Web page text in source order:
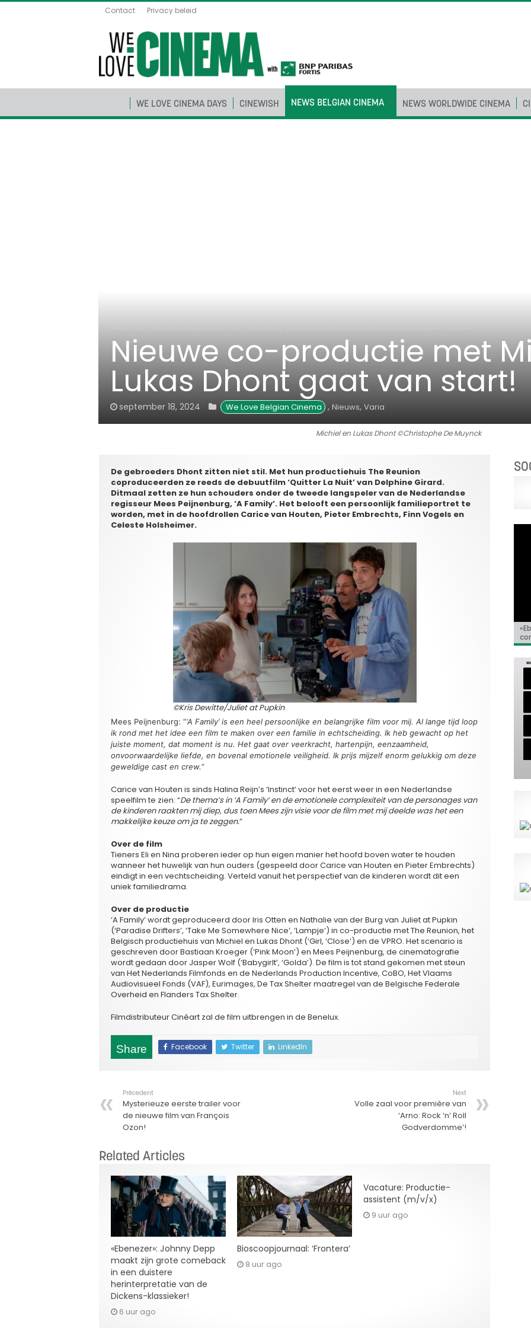
Contact Privacy beleid
WE LOVE CINEMA DAYS CINEWISH NEWS BELGIAN CINEMA NEWS WORLDWIDE CINEMA
Nieuwe co-productie met
Lukas Dhont gaat van start!
september 18, 2024 We Love Belgian Cinema , Nieuws, Varia
Michiel en Lukas Dhont ©Christophe De Muynck
De gebroeders Dhont zitten niet stil. Met hun productiehuis The Reunion
coproduceerden ze reeds de debuutfilm ‘Quitter La Nuit’ van Delphine Girard.
Ditmaal zetten ze hun schouders onder de tweede langspeler van de Nederlandse
regisseur Mees Peijnenburg, ‘A Family’. Het belooft een persoonlijk familieportret te
worden, met in de hoofdrollen Carice van Houten, Pieter Embrechts, Finn Vogels en
Celeste Holsheimer.
©Kris Dewitte/Juliet at Pupkin
Mees Peijnenburg: “‘A Family’ is een heel persoonlijke en belangrijke film voor mij. Al lange tijd loop
ik rond met het idee een film te maken over een familie in echtscheiding. Ik heb gewacht op het
juiste moment, dat moment is nu. Het gaat over veerkracht, hartenpijn, eenzaamheid,
onvoorwaardelijke liefde, en bovenal emotionele veiligheid. Ik prijs mijzelf enorm gelukkig om deze
geweldige cast en crew.”
Carice van Houten is sinds Halina Reijn’s ‘Instinct’ voor het eerst weer in een Nederlandse
speelfilm te zien: “De thema’s in ‘A Family’ en de emotionele complexiteit van de personages van
de kinderen raakten mij diep, dus toen Mees zijn visie voor de film met mij deelde was het een
makkelijke keuze om ja te zeggen.”
Over de film
Tieners Eli en Nina proberen ieder op hun eigen manier het hoofd boven water te houden
wanneer het huwelijk van hun ouders (gespeeld door Carice van Houten en Pieter Embrechts)
eindigt in een vechtscheiding. Verteld vanuit het perspectief van de kinderen wordt dit een
uniek familiedrama.
Over de productie
‘A Family’ wordt geproduceerd door Iris Otten en Nathalie van der Burg van Juliet at Pupkin
(‘Paradise Drifters’, ‘Take Me Somewhere Nice’, ‘Lampje’) in co-productie met The Reunion, het
Belgisch productiehuis van Michiel en Lukas Dhont (‘Girl, ‘Close’) en de VPRO. Het scenario is
geschreven door Bastiaan Kroeger (‘Pink Moon’) en Mees Peijnenburg, de cinematografie
wordt gedaan door Jasper Wolf (‘Babygirlt’, ‘Golda’). De film is tot stand gekomen met steun
van Het Nederlands Filmfonds en de Nederlands Production Incentive, CoBO, Het Vlaams
Audiovisueel Fonds (VAF), Eurimages, De Tax Shelter maatregel van de Belgische Federale
Overheid en Flanders Tax Shelter.
Filmdistributeur Cinéart zal de film uitbrengen in de Benelux.
Share Facebook Twitter LinkedIn
Précedent
Mysterieuze eerste trailer voor
de nieuwe film van François
Ozon!
Next
Volle zaal voor première van
‘Arno: Rock ‘n’ Roll
Godverdomme’!
Related Articles
«Ebenezer»: Johnny Depp
maakt zijn grote comeback
in een duistere
herinterpretatie van de
Dickens-klassieker!
6 uur ago
Bioscoopjournaal: ‘Frontera’
8 uur ago
Vacature: Productie-
assistent (m/v/x)
9 uur ago
de